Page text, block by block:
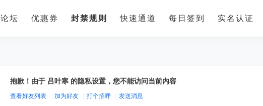
论坛 优惠券 封禁规则 快速通道 每日签到 实名认证
抱歉！由于 吕叶寒 的隐私设置，您不能访问当前内容
查看好友列表 加为好友 打个招呼
发送消息